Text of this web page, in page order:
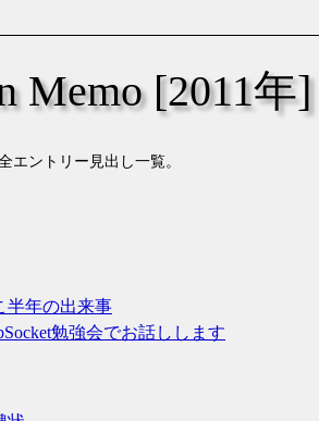
Memo [2011年]
エントリー見出し一覧。
半年の出来事
勉強会でお話しします